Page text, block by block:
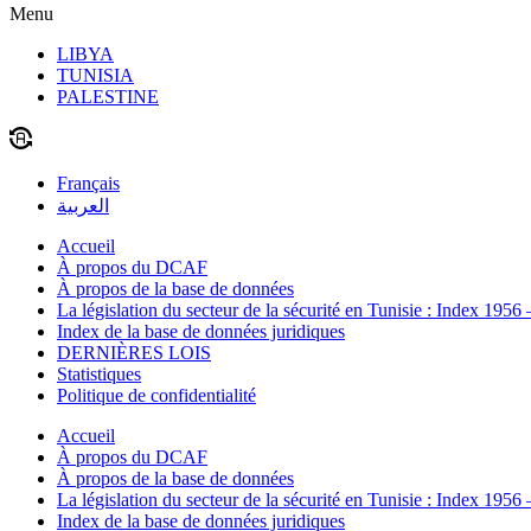
Menu
LIBYA
TUNISIA
PALESTINE
Français
العربية
Accueil
À propos du DCAF
À propos de la base de données
La législation du secteur de la sécurité en Tunisie : Index 1956
Index de la base de données juridiques
DERNIÈRES LOIS
Statistiques
Politique de confidentialité
Accueil
À propos du DCAF
À propos de la base de données
La législation du secteur de la sécurité en Tunisie : Index 1956
Index de la base de données juridiques